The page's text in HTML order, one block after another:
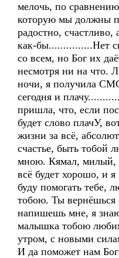
мелочь, по
которую мы должны
радостно,
как-бы...............Нет
со всем, но Бог их
несмотря ни на что.
ночи, я получила
сегодня и
пришла, что, если
будет слово плачУ,
жизни за всё,
счастье, быть тобой
мною. Кямал, милый,
всё будет хорошо, и я
буду помогать тебе,
тобою. Ты вернёшься
напишешь мне, я
малышка тобою
утром, с новыми
И да поможет нам